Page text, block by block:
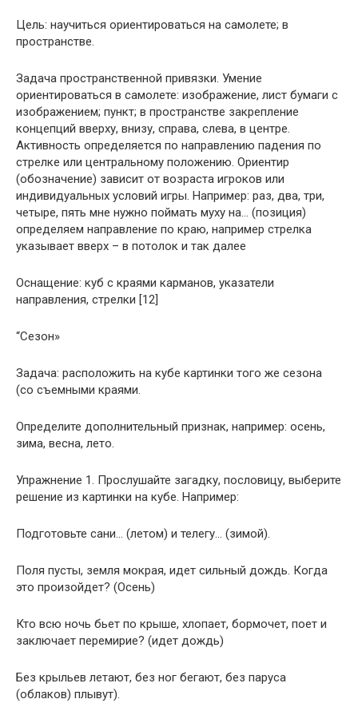
Цель: научиться ориентироваться на самолете; в
пространстве.
Задача пространственной привязки. Умение
ориентироваться в самолете: изображение, лист бумаги с
изображением; пункт; в пространстве закрепление
концепций вверху, внизу, справа, слева, в центре.
Активность определяется по направлению падения по
стрелке или центральному положению. Ориентир
(обозначение) зависит от возраста игроков или
индивидуальных условий игры. Например: раз, два, три,
четыре, пять мне нужно поймать муху на… (позиция)
определяем направление по краю, например стрелка
указывает вверх – в потолок и так далее
Оснащение: куб с краями карманов, указатели
направления, стрелки [12]
“Сезон»
Задача: расположить на кубе картинки того же сезона
(со съемными краями.
Определите дополнительный признак, например: осень,
зима, весна, лето.
Упражнение 1. Прослушайте загадку, пословицу, выберите
решение из картинки на кубе. Например:
Подготовьте сани… (летом) и телегу… (зимой).
Поля пусты, земля мокрая, идет сильный дождь. Когда
это произойдет? (Осень)
Кто всю ночь бьет по крыше, хлопает, бормочет, поет и
заключает перемирие? (идет дождь)
Без крыльев летают, без ног бегают, без паруса
(облаков) плывут).